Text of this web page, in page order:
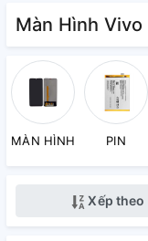
Màn Hình Vivo
MÀN HÌNH PIN
Xếp theo